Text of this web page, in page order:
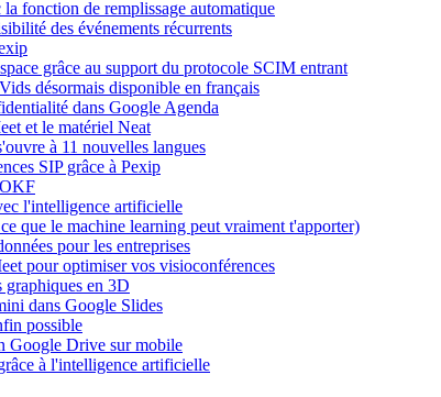
fonction de remplissage automatique
des événements récurrents
grâce au support du protocole SCIM entrant
désormais disponible en français
dans Google Agenda
et le matériel Neat
à 11 nouvelles langues
SIP grâce à Pexip
l'intelligence artificielle
que le machine learning peut vraiment t'apporter)
pour les entreprises
pour optimiser vos visioconférences
graphiques en 3D
dans Google Slides
possible
Google Drive sur mobile
à l'intelligence artificielle